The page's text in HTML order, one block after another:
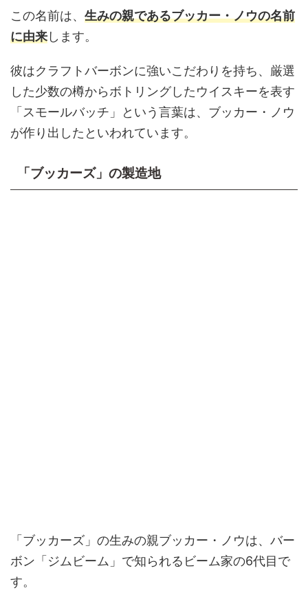
この名前は、 生みの親であるブッカー・ノウの名前
に由来します。
彼はクラフトバーボンに強いこだわりを持ち、厳選
した少数の樽からボトリングしたウイスキーを表す
「スモールバッチ」という言葉は、ブッカー・ノウ
が作り出したといわれています。
「ブッカーズ」の製造地
「ブッカーズ」の生みの親ブッカー・ノウは、バー
ボン「ジムビーム」で知られるビーム家の6代目で
す。